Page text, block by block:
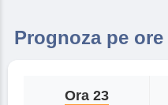
Prognoza pe ore
Ora 23